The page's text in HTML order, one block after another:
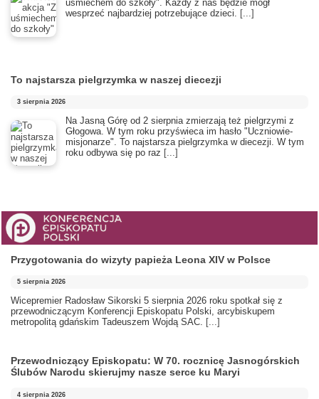
uśmiechem do szkoły". Każdy z nas będzie mógł
wesprzeć najbardziej potrzebujące dzieci. [...]
To najstarsza pielgrzymka w naszej diecezji
3 sierpnia 2026
​Na Jasną Górę od 2 sierpnia zmierzają też pielgrzymi z
Głogowa. W tym roku przyświeca im hasło "Uczniowie-
misjonarze". To najstarsza pielgrzymka w diecezji. W tym
roku odbywa się po raz [...]
Przygotowania do wizyty papieża Leona XIV w Polsce
5 sierpnia 2026
Wicepremier Radosław Sikorski 5 sierpnia 2026 roku spotkał się z
przewodniczącym Konferencji Episkopatu Polski, arcybiskupem
metropolitą gdańskim Tadeuszem Wojdą SAC. [...]
Przewodniczący Episkopatu: W 70. rocznicę Jasnogórskich
Ślubów Narodu skierujmy nasze serce ku Maryi
4 sierpnia 2026